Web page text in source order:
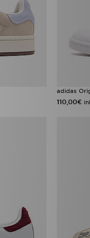
adidas
110,00€